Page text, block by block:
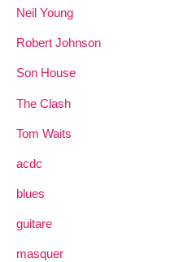
Neil Young
Robert Johnson
Son House
The Clash
Tom Waits
acdc
blues
guitare
masquer